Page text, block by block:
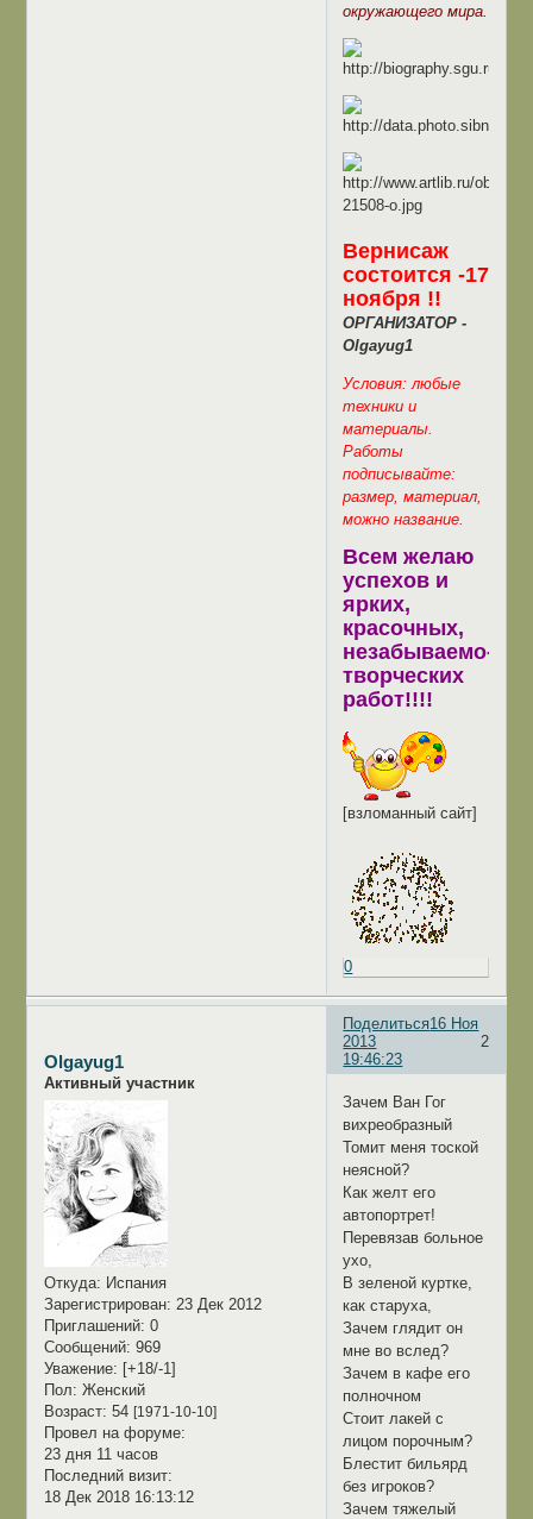
окружающего мира.
Вернисаж
состоится -17
ноября !!
ОРГАНИЗАТОР -
Olgayug1
Условия: любые
техники и
материалы.
Работы
подписывайте:
размер, материал,
можно название.
Всем желаю
успехов и
ярких,
красочных,
незабываемо-
творческих
работ!!!!
[взломанный сайт]
0
Поделиться
2
16 Ноя
2013
19:46:23
Olgayug1
Активный участник
Откуда: Испания
Зарегистрирован: 23 Дек 2012
Приглашений: 0
Сообщений: 969
Уважение: [+18/-1]
Пол: Женский
Возраст: 54 [1971-10-10]
Провел на форуме:
23 дня 11 часов
Последний визит:
18 Дек 2018 16:13:12
Зачем Ван Гог
вихреобразный
Томит меня тоской
неясной?
Как желт его
автопортрет!
Перевязав больное
ухо,
В зеленой куртке,
как старуха,
Зачем глядит он
мне во вслед?
Зачем в кафе его
полночном
Стоит лакей с
лицом порочным?
Блестит бильярд
без игроков?
Зачем тяжелый